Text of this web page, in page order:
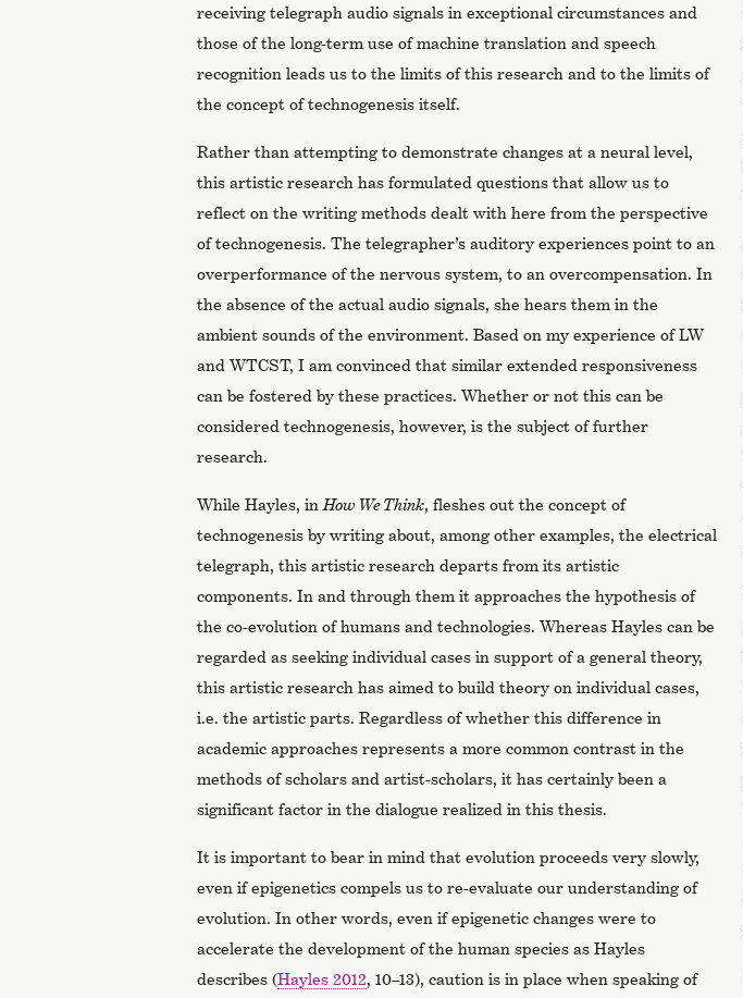
receiving telegraph audio signals in exceptional circumstances and
those of the long-term use of machine translation and speech
recognition leads us to the limits of this research and to the limits of
the concept of technogenesis itself.
Rather than attempting to demonstrate changes at a neural level,
this artistic research has formulated questions that allow us to
reflect on the writing methods dealt with here from the perspective
of technogenesis. The telegrapher’s auditory experiences point to an
overperformance of the nervous system, to an overcompensation. In
the absence of the actual audio signals, she hears them in the
ambient sounds of the environment. Based on my experience of LW
and WTCST, I am convinced that similar extended responsiveness
can be fostered by these practices. Whether or not this can be
considered technogenesis, however, is the subject of further
research.
While Hayles, in How We Think, fleshes out the concept of
technogenesis by writing about, among other examples, the electrical
telegraph, this artistic research departs from its artistic
components. In and through them it approaches the hypothesis of
the co-evolution of humans and technologies. Whereas Hayles can be
regarded as seeking individual cases in support of a general theory,
this artistic research has aimed to build theory on individual cases,
i.e. the artistic parts. Regardless of whether this difference in
academic approaches represents a more common contrast in the
methods of scholars and artist-scholars, it has certainly been a
significant factor in the dialogue realized in this thesis.
It is important to bear in mind that evolution proceeds very slowly,
even if epigenetics compels us to re-evaluate our understanding of
evolution. In other words, even if epigenetic changes were to
accelerate the development of the human species as Hayles
describes (Hayles 2012, 10–13), caution is in place when speaking of